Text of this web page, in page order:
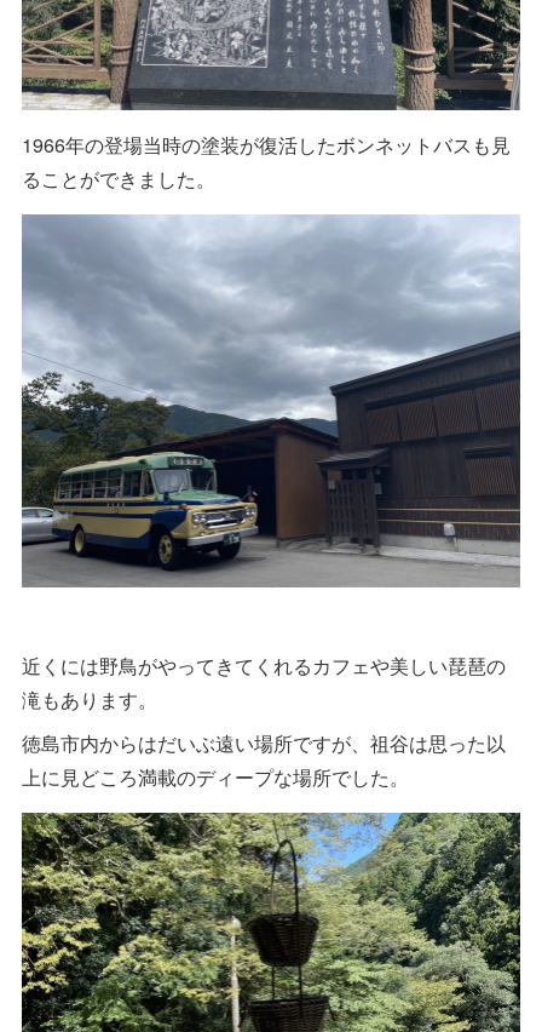
1966年の登場当時の塗装が復活したボンネットバスも見
ることができました。
近くには野鳥がやってきてくれるカフェや美しい琵琶の
滝もあります。
徳島市内からはだいぶ遠い場所ですが、祖谷は思った以
上に見どころ満載のディープな場所でした。